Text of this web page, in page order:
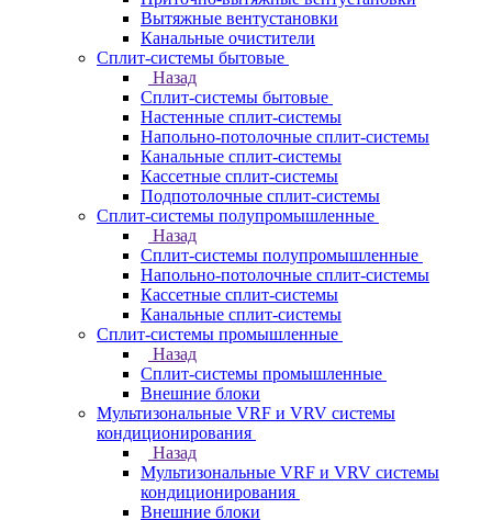
Вытяжные вентустановки
Канальные очистители
Сплит-системы бытовые
Назад
Сплит-системы бытовые
Настенные сплит-системы
Напольно-потолочные сплит-системы
Канальные сплит-системы
Кассетные сплит-системы
Подпотолочные сплит-системы
Сплит-системы полупромышленные
Назад
Сплит-системы полупромышленные
Напольно-потолочные сплит-системы
Кассетные сплит-системы
Канальные сплит-системы
Сплит-системы промышленные
Назад
Сплит-системы промышленные
Внешние блоки
Мультизональные VRF и VRV системы
кондиционирования
Назад
Мультизональные VRF и VRV системы
кондиционирования
Внешние блоки